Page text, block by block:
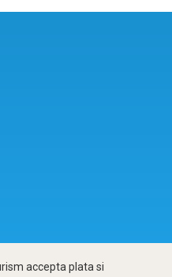
accepta plata si